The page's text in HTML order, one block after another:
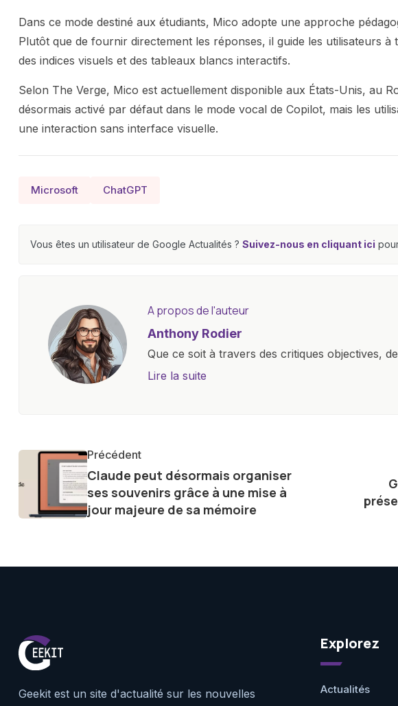
Dans ce mode destiné aux étudiants, Mico adopte une approche
Plutôt que de fournir directement les réponses, il guide les utilisateurs
des indices visuels et des tableaux blancs interactifs.
Selon The Verge, Mico est actuellement disponible aux États-Unis, au
désormais activé par défaut dans le mode vocal de Copilot, mais les
une interaction sans interface visuelle.
Microsoft ChatGPT
Vous êtes un utilisateur de Google Actualités ? Suivez-nous en cliquant ici
A propos de l'auteur
Anthony Rodier
Que ce soit à travers des critiques objectives,
approfondies, je m'efforce de rendre la
Lire la suite
Précédent
Claude peut désormais organiser
ses souvenirs grâce à une mise à
jour majeure de sa mémoire
Geekit est un site d'actualité sur les nouvelles
Explorez
Actualités